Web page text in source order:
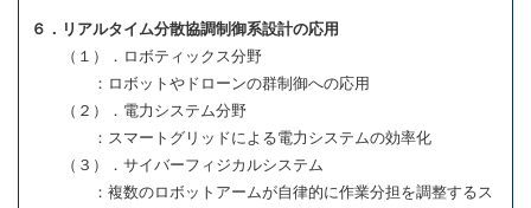
６．リアルタイム分散協調制御系設計の応用
（１）．ロボティックス分野
：ロボットやドローンの群制御への応用
（２）．電力システム分野
：スマートグリッドによる電力システムの効率化
（３）．サイバーフィジカルシステム
：複数のロボットアームが自律的に作業分担を調整するス